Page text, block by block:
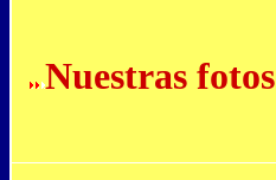
Nuestras fotos